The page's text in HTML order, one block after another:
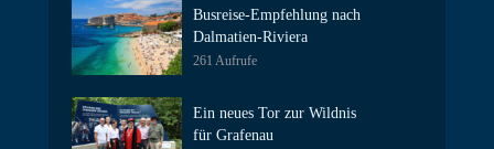
Busreise-Empfehlung nach
Dalmatien-Riviera
261 Aufrufe
Ein neues Tor zur Wildnis
für Grafenau